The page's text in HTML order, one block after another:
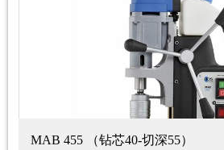
MAB 455 （钻芯40-切深55）